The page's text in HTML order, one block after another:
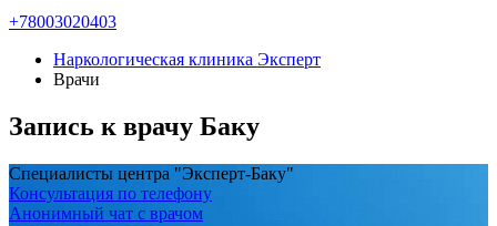
+78003020403
Наркологическая клиника Эксперт
Врачи
Запись к врачу Баку
Специалисты центра "Эксперт-Баку"
Консультация по телефону
Анонимный чат с врачом